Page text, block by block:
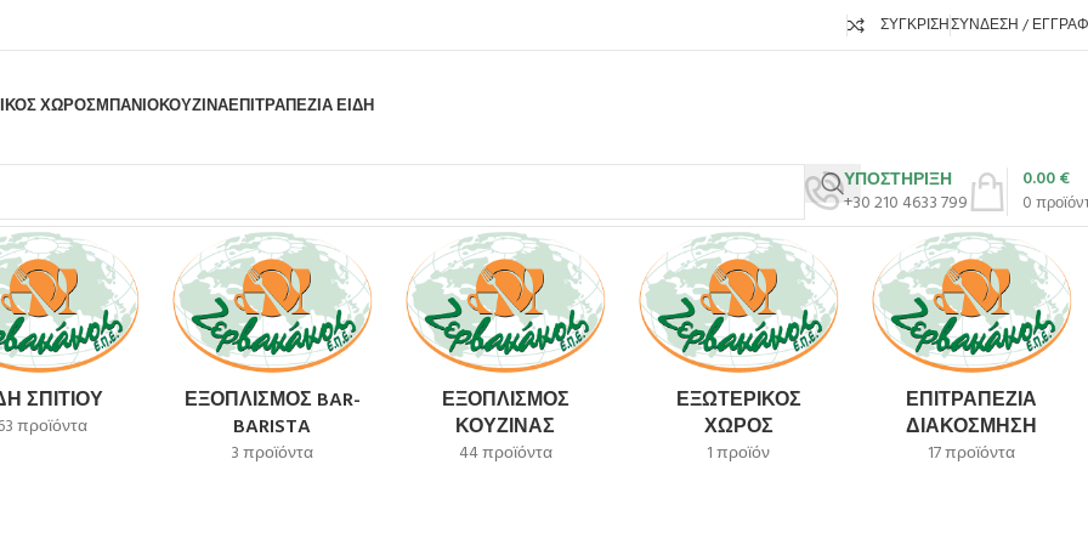
ΣΎΓΚΡΙΣΗΣΎΝΔΕΣΗ /
ΧΩΡΟΣΜΠΆΝΙΟΚΟΥΖΊΝΑΕΠΙΤΡΑΠΈΖΙΑ ΕΊΔΗ
ΥΠΟΣΤΗΡΙΞΗ
+30 210 4633 799
0
0.00€
ΣΠΙΤΙΟΎ
προϊόντα
ΕΞΟΠΛΙΣΜΌΣ BAR-
BARISTA
3 προϊόντα
ΕΞΟΠΛΙΣΜΌΣ
ΚΟΥΖΊΝΑΣ
44 προϊόντα
ΕΞΩΤΕΡΙΚΌΣ
ΧΏΡΟΣ
1 προϊόν
ΕΠΙΤΡΑΠΈΖΙΑ
ΔΙΑΚΌΣΜΗΣΗ
17 προϊόντα